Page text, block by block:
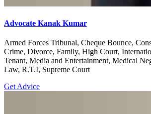
Advocate Kanak Kumar
Armed Forces Tribunal, Cheque Bounce,
Crime, Divorce, Family, High Court,
Tenant, Media and Entertainment, Medical
Law, R.T.I, Supreme Court
Get Advice